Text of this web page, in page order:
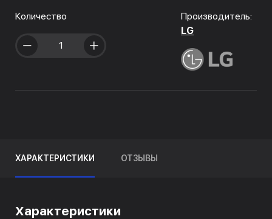
Количество
Производитель:
LG
ХАРАКТЕРИСТИКИ ОТЗЫВЫ
Характеристики